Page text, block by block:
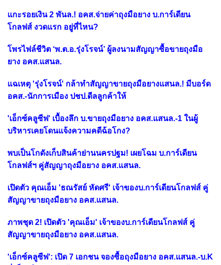
แกะรอยเงิน 2 พันล.! อคส.จ่ายค่าถุงมือยาง บ.การ์เดียน
โกลฟส์ งวดแรก อยู่ที่ไหน?
โพรไฟล์ชีวิต ‘พ.ต.อ.รุ่งโรจน์’ ผู้ลงนามสัญญาซื้อขายถุงมือ
ยาง อคส.แสนล.
แฉเหตุ 'รุ่งโรจน์' กล้าทำสัญญาขายถุงมือยางแสนล.! มีบอร์ด
อคส.-นักการเมือง ปชป.ดีลลูกค้าให้
'เอ็กซ์คลูซีฟ' เบื้องลึก บ.ขายถุงมือยาง อคส.แสนล.-1 ในผู้
บริหารเคยโดนแจ้งความคดีฉ้อโกง?
พบเป็นโกดังเก็บสินค้าย่านนครปฐม! เผยโฉม บ.การ์เดียน
โกลฟส์ฯ คู่สัญญาถุงมือยาง อคส.แสนล.
เปิดตัว คุณเอ็ม 'ธณรัสย์ หัดศรี' เจ้าของบ.การ์เดียนโกลฟส์ คู่
สัญญาขายถุงมือยาง อคส.แสนล.
ภาพชุด 2! เปิดตัว 'คุณเอ็ม' เจ้าของบ.การ์เดียนโกลฟส์ คู่
สัญญาขายถุงมือยาง อคส.แสนล.
'เอ็กซ์คลูซีฟ': เปิด 7 เอกชน จองซื้อถุงมือยาง อคส.แสนล.-บ.K